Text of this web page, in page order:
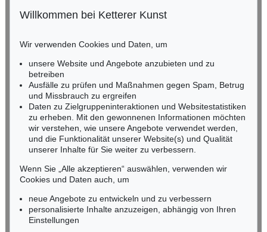
Auktion 606 - Lot 46
Ergebnis:€ 890.100
Auktion 560 - Lot 5
Sonnenzirkel, 1956
Ergebnis:€ 889.000
Blau bewegt, 1957
Ergebnis: € 745.000
RHEINLAND-PFALZ
Miriam Heß
Tel.: +49 (0)62 21 58 80-038
Fax: +49 (0)62 21 58 80-595
infoheidelberg@kettererkunst.de
NORDDEUTSCHLAND
Nico Kassel, M.A.
Tel.: +49 (0)89 55244-164
Mobil: +49 (0)171 8618661
n.kassel@kettererkunst.de
Keine Auktion mehr verpassen!
Willkommen bei Ketterer Kunst
Wir verwenden Cookies und Daten, um
unsere Website und Angebote anzubieten und zu
betreiben
Ausfälle zu prüfen und Maßnahmen gegen Spam, Betrug
und Missbrauch zu ergreifen
Daten zu Zielgruppeninteraktionen und Websitestatistiken
zu erheben. Mit den gewonnenen Informationen möchten
wir verstehen, wie unsere Angebote verwendet werden,
und die Funktionalität unserer Website(s) und Qualität
unserer Inhalte für Sie weiter zu verbessern.
Wenn Sie „Alle akzeptieren“ auswählen, verwenden wir
Cookies und Daten auch, um
neue Angebote zu entwickeln und zu verbessern
personalisierte Inhalte anzuzeigen, abhängig von Ihren
Einstellungen